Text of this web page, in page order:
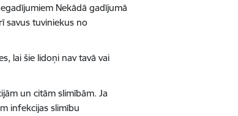
Nekādā gadījumā
savus tuviniekus no
lai šie lidoņi nav tavā vai
un citām slimībām. Ja
infekcijas slimību